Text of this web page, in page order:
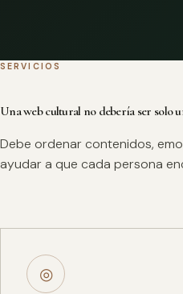
SERVICIOS
Una web cultural no debería ser solo
Debe ordenar contenidos,
ayudar a que cada persona
◎